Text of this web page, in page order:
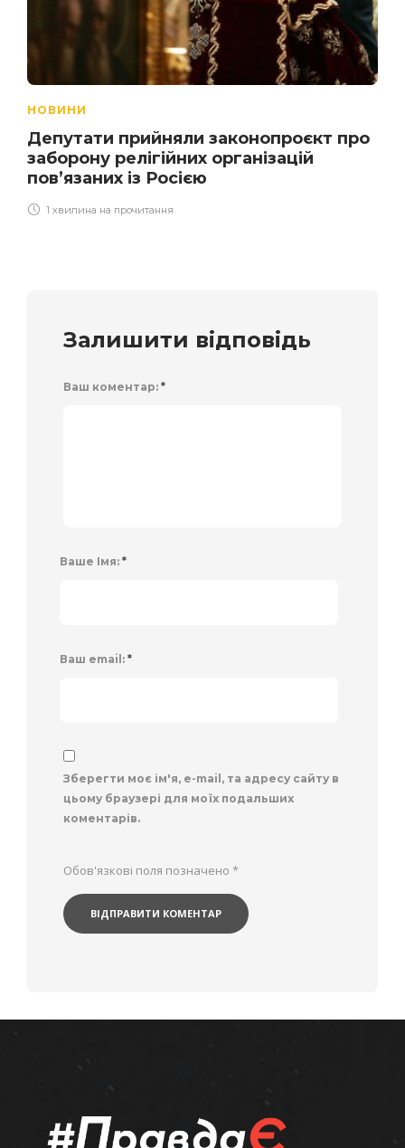
НОВИНИ
Депутати прийняли законопроєкт про
заборону релігійних організацій
пов’язаних із Росією
1 хвилина на прочитання
Залишити відповідь
Ваш коментар: *
Ваше Імя: *
Ваш email: *
Зберегти моє ім'я, e-mail, та адресу сайту в
цьому браузері для моїх подальших
коментарів.
Обов'язкові поля позначено *